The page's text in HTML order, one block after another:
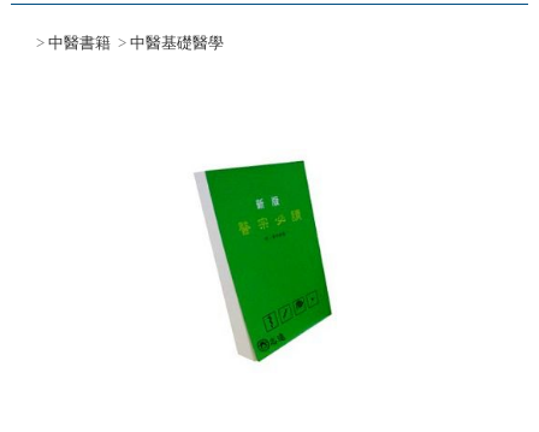
>中醫書籍 >中醫基礎醫學